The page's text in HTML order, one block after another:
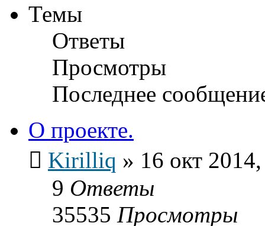
Темы
Ответы
Просмотры
Последнее
О проекте.
Kirilliq » 16 окт
9 Ответы
35535 Просмотры